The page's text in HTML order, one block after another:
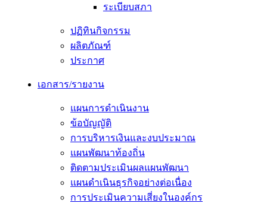
ระเบียบสภา
ปฏิทินกิจกรรม
ผลิตภัณฑ์
ประกาศ
เอกสาร/รายงาน
แผนการดำเนินงาน
ข้อบัญญัติ
การบริหารเงินและงบประมาณ
แผนพัฒนาท้องถิ่น
ติดตามประเมินผลแผนพัฒนา
แผนดำเนินธุรกิจอย่างต่อเนื่อง
การประเมินความเสี่ยงในองค์กร